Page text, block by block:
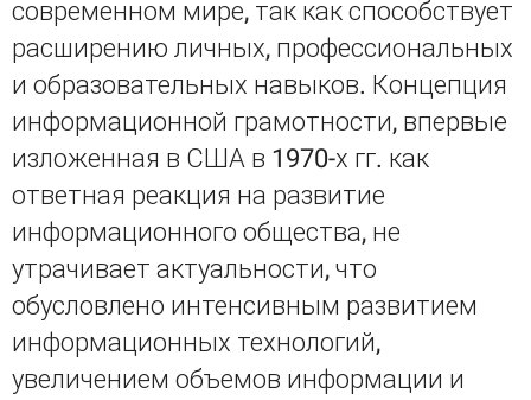
современном мире, так как способствует
расширению личных, профессиональных
и образовательных навыков. Концепция
информационной грамотности, впервые
изложенная в США в 1970-х гг. как
ответная реакция на развитие
информационного общества, не
утрачивает актуальности, что
обусловлено интенсивным развитием
информационных технологий,
увеличением объемов информации и